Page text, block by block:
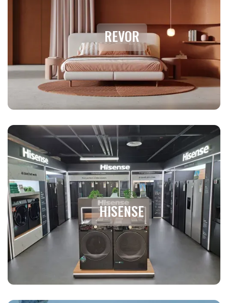
REVOR
HISENSE